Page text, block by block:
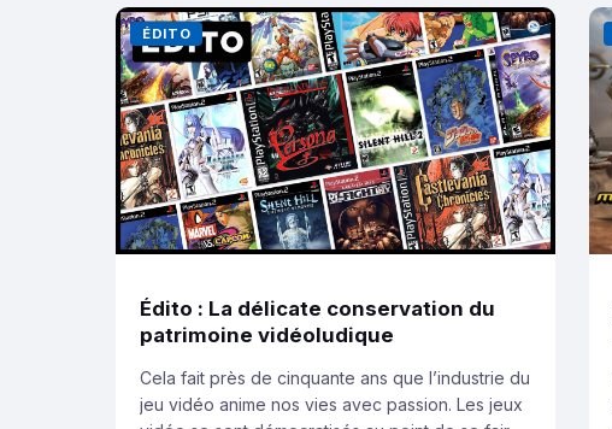
ÉDITO
Édito : La délicate conservation du
patrimoine vidéoludique
Cela fait près de cinquante ans que l’industrie du
jeu vidéo anime nos vies avec passion. Les jeux